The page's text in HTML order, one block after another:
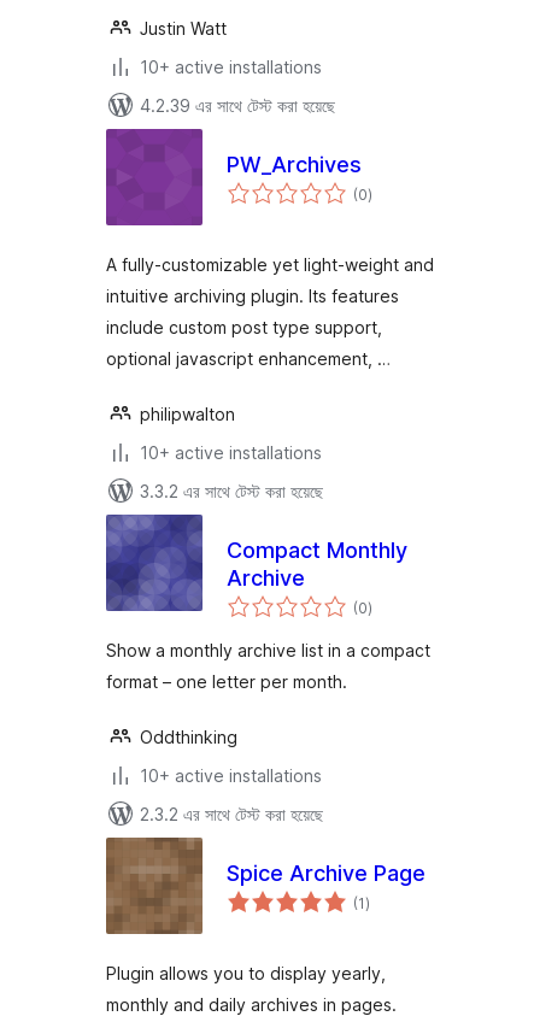
Justin Watt
10+ active installations
4.2.39 এর সাথে টেস্ট করা হয়েছে
PW_Archives
(0total
ratings
)
A fully-customizable yet light-weight and
intuitive archiving plugin. Its features
include custom post type support,
optional javascript enhancement, …
philipwalton
10+ active installations
3.3.2 এর সাথে টেস্ট করা হয়েছে
Compact Monthly
Archive
(0total
ratings
)
Show a monthly archive list in a compact
format – one letter per month.
Oddthinking
10+ active installations
2.3.2 এর সাথে টেস্ট করা হয়েছে
Spice Archive Page
(1total
ratings
)
Plugin allows you to display yearly,
monthly and daily archives in pages.